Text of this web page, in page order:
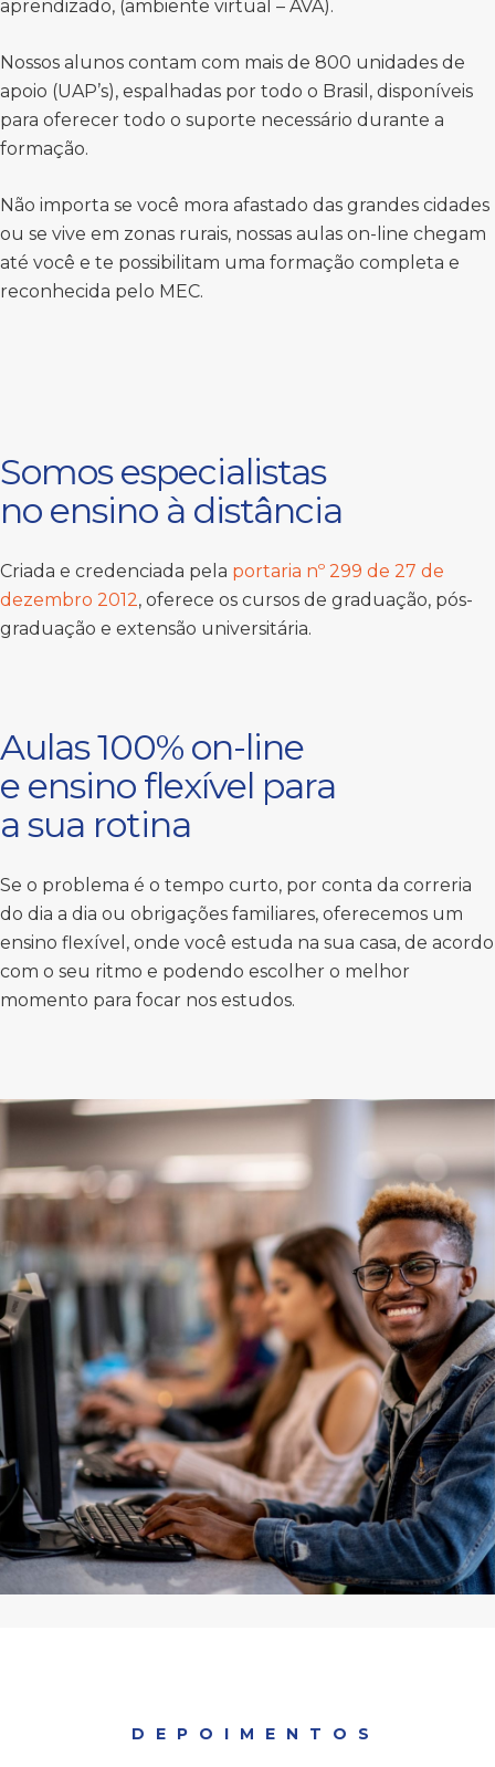
aprendizado, (ambiente virtual – AVA).
Nossos alunos contam com mais de 800 unidades de
apoio (UAP’s), espalhadas por todo o Brasil, disponíveis
para oferecer todo o suporte necessário durante a
formação.
Não importa se você mora afastado das grandes cidades
ou se vive em zonas rurais, nossas aulas on-line chegam
até você e te possibilitam uma formação completa e
reconhecida pelo MEC.
Somos especialistas
no ensino à distância
Criada e credenciada pela portaria nº 299 de 27 de
dezembro 2012, oferece os cursos de graduação, pós-
graduação e extensão universitária.
Aulas 100% on-line
e ensino flexível para
a sua rotina
Se o problema é o tempo curto, por conta da correria
do dia a dia ou obrigações familiares, oferecemos um
ensino flexível, onde você estuda na sua casa, de acordo
com o seu ritmo e podendo escolher o melhor
momento para focar nos estudos.
DEPOIMENTOS